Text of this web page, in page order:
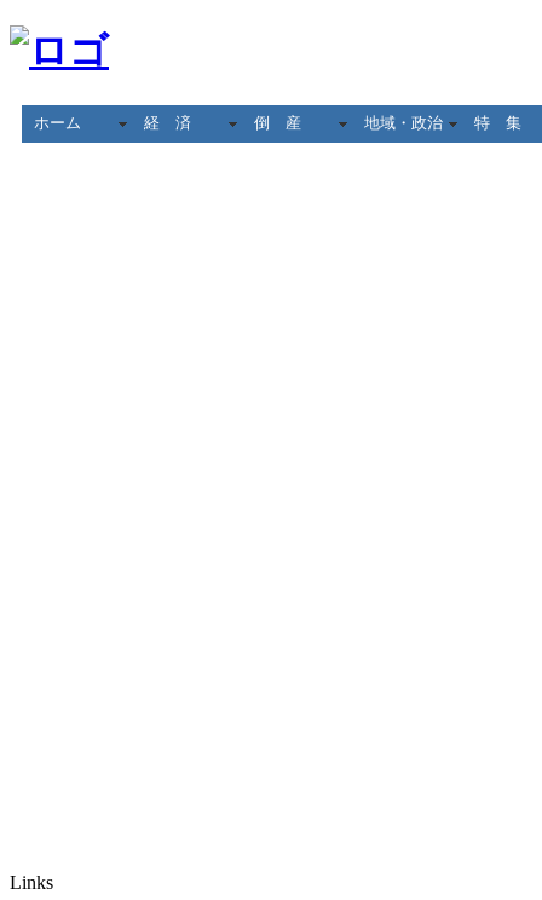
ホーム 経 済 倒 産 地域・政治 特 集
Links